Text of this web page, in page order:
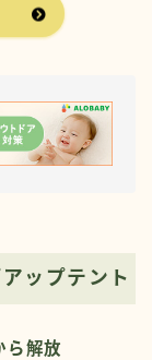
ップテント
ら解放